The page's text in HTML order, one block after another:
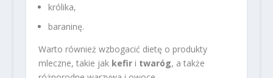
królika,
baraninę.
Warto również wzbogacić dietę o produkty
mleczne, takie jak kefiri twaróg, a także